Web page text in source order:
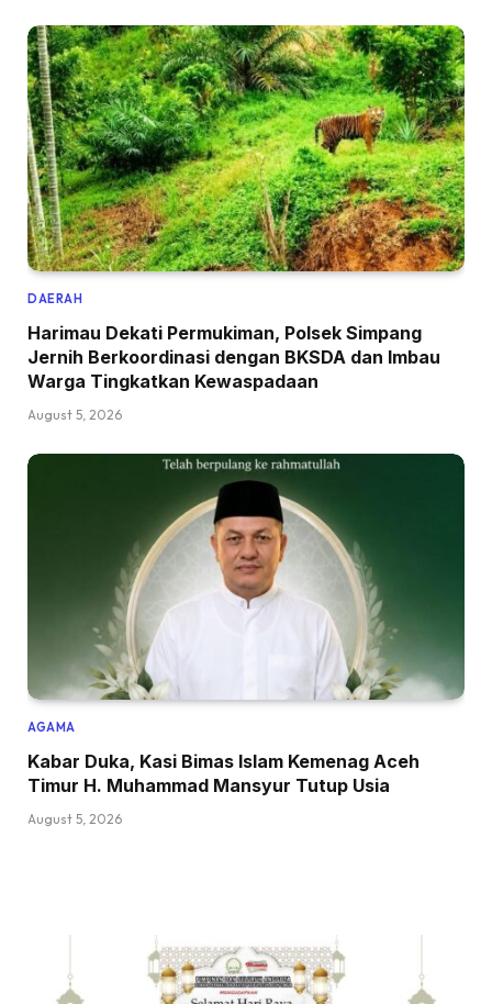
DAERAH
Harimau Dekati Permukiman, Polsek Simpang
Jernih Berkoordinasi dengan BKSDA dan Imbau
Warga Tingkatkan Kewaspadaan
August 5, 2026
AGAMA
Kabar Duka, Kasi Bimas Islam Kemenag Aceh
Timur H. Muhammad Mansyur Tutup Usia
August 5, 2026